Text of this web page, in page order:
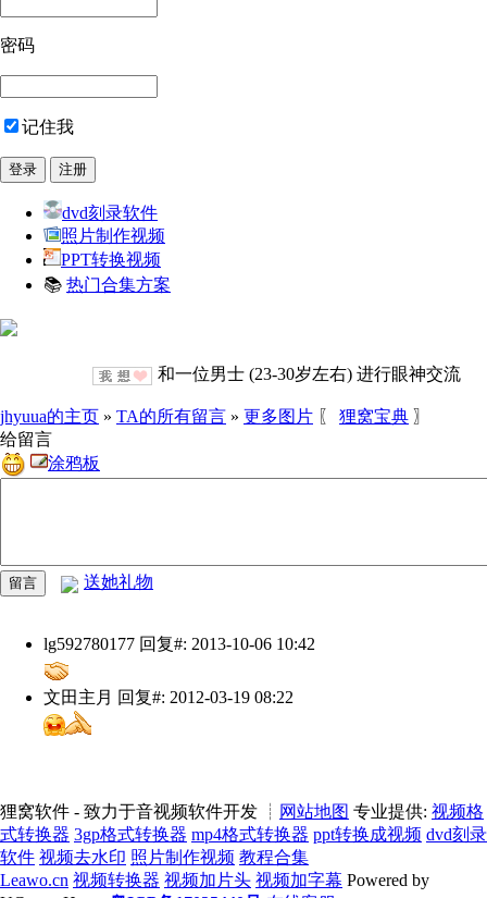
密码
记住我
dvd刻录软件
照片制作视频
PPT转换视频
📚 热门合集方案
和一位男士 (23-30岁左右) 进行眼神交流
jhyuua的主页 » TA的所有留言 » 更多图片 〖 狸窝宝典 〗
给留言
涂鸦板
送她礼物
lg592780177 回复#: 2013-10-06 10:42
文田主月 回复#: 2012-03-19 08:22
狸窝软件 - 致力于音视频软件开发 ┊ 网站地图 专业提供: 视频格
式转换器 3gp格式转换器 mp4格式转换器 ppt转换成视频 dvd刻录
软件 视频去水印 照片制作视频 教程合集
Leawo.cn 视频转换器 视频加片头 视频加字幕 Powered by